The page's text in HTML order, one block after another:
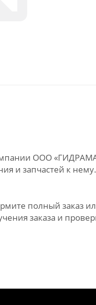
ООО
и запчастей к
полный заказ
заказа и